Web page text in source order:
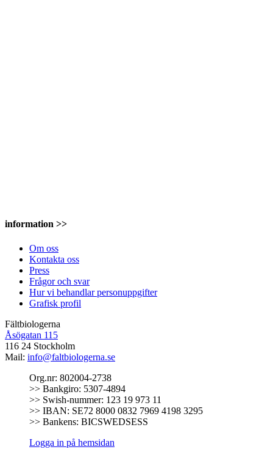
information >>
Om oss
Kontakta oss
Press
Frågor och svar
Hur vi behandlar personuppgifter
Grafisk profil
Fältbiologerna
Åsögatan 115
116 24 Stockholm
Mail: info@faltbiologerna.se
Org.nr: 802004-2738
>> Bankgiro: 5307-4894
>> Swish-nummer: 123 19 973 11
>> IBAN: SE72 8000 0832 7969 4198 3295
>> Bankens: BICSWEDSESS
Logga in på hemsidan